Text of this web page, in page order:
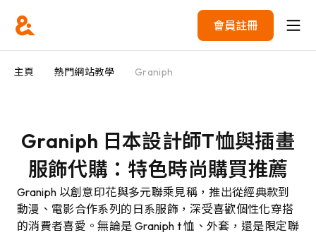
會員註冊
主頁 熱門網站教學 Graniph
Graniph 日本設計師T恤與插畫
服飾代購：特色時尚購買推薦
Graniph 以創意印花與多元聯乘見稱，推出從經典款到
動漫、電影合作系列的日系服飾，深受喜歡個性化穿搭
的消費者喜愛。無論是 Graniph t 恤、外套，還是限定聯